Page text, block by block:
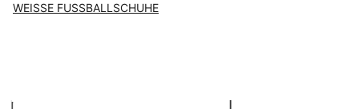
WEISSE FUSSBALLSCHUHE